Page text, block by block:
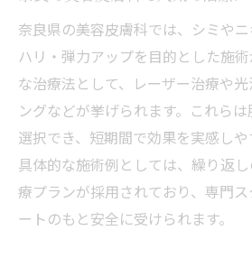
奈良県の美容皮膚科では、シミや
ハリ・弾力アップを目的とした施
な治療法として、レーザー治療や
ングなどが挙げられます。これら
選択でき、短期間で効果を実感しや
具体的な施術例としては、繰り返
療プランが採用されており、専門
ートのもと安全に受けられます。